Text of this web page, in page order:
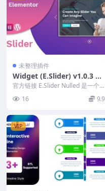
未整理插件
Widget (E.Slider) v1.0.3 El
ementor Slider Addons
官方链接 E.Slider Nulled 是一个 e
16 9.9
VIP